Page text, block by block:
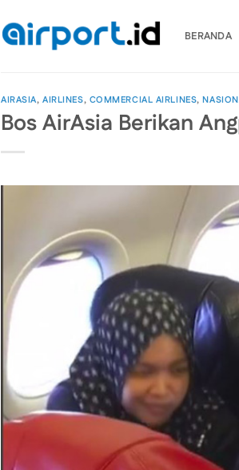
BERANDA
AIRASIA,AIRLINES, COMMERCIAL AIRLINES,
Bos AirAsia Berikan